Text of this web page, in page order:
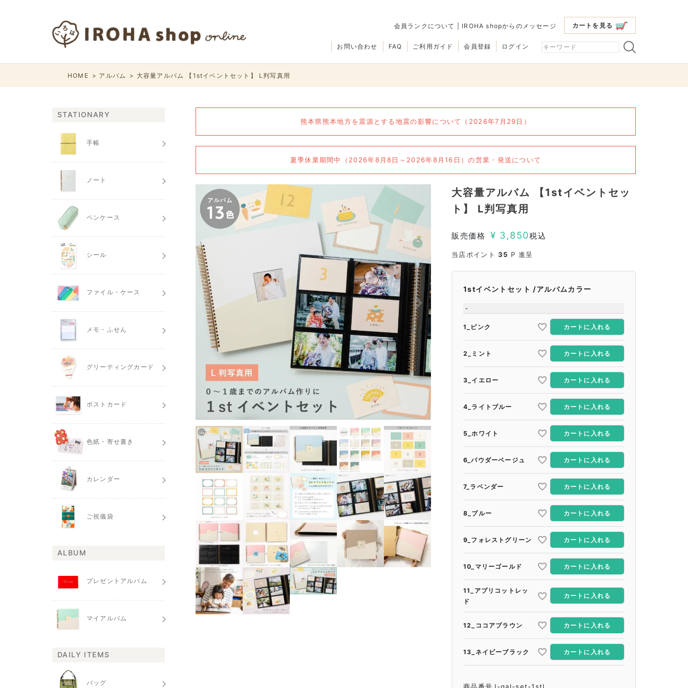
カートを見る
会員ランクについて IROHA shopからのメッセージ
会員登録 ログイン
ご利用ガイド
FAQ
お問い合わせ
HOME アルバム 大容量アルバム 【1stイベントセット】 L判写真用
熊本県熊本地方を震源とする地震の影響について（2026年7月29日）
夏季休業期間中（2026年8月8日～2026年8月16日）の営業・発送について
大容量アルバム 【1stイベントセッ
ト】 L判写真用
販売価格 ¥ 3,850税込
当店ポイント 35 P 進呈
1stイベントセット アルバムカラー
-
1_ピンク カートに入れる
2_ミント カートに入れる
3_イエロー カートに入れる
4_ライトブルー カートに入れる
5_ホワイト カートに入れる
6_パウダーベージュ カートに入れる
7_ラベンダー カートに入れる
8_ブルー カートに入れる
9_フォレストグリーン カートに入れる
10_マリーゴールド カートに入れる
11_アプリコットレッ
ド
カートに入れる
12_ココアブラウン カートに入れる
13_ネイビーブラック カートに入れる
STATIONARY
手帳
ノート
ペンケース
シール
ファイル・ケース
メモ・ふせん
グリーティングカード
ポストカード
色紙・寄せ書き
カレンダー
ご祝儀袋
ALBUM
プレゼントアルバム
マイアルバム
DAILY ITEMS
バッグ